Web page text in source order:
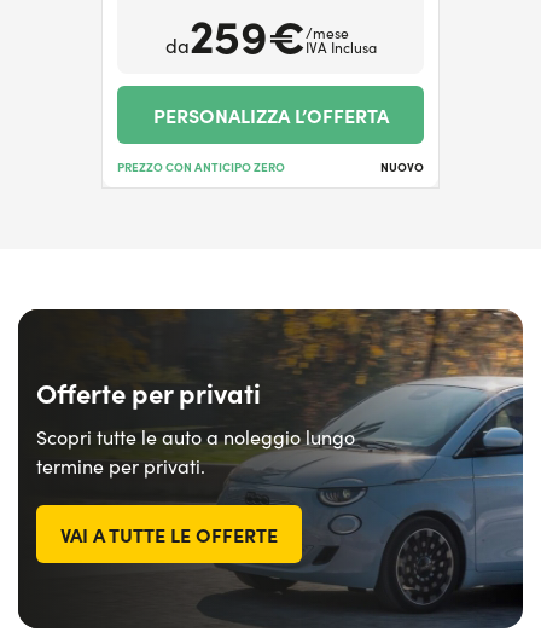
da259€/mese
IVA Inclusa
PERSONALIZZA L’OFFERTA
PREZZO CON ANTICIPO ZERO NUOVO
Offerte per privati
Scopri tutte le auto a noleggio lungo
termine per privati.
VAI A TUTTE LE OFFERTE